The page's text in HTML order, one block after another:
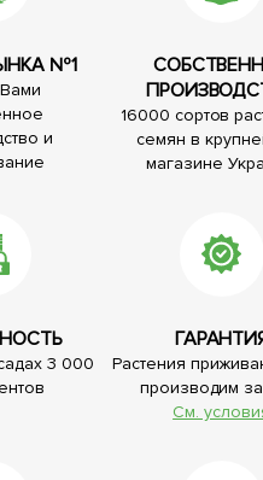
№1
и
16000 сортов
семян в
магазине
3 000
Растения
производим
См.